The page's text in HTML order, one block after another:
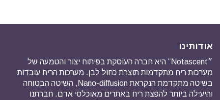
אודותינו
״Notascent” היא חברה העוסקת בפיתוח יצור והטמעה של
מערכות ריח מתקדמות תוצרת כחול לבן. מערכות הריח עובדות
בשיטה מתקדמת הנקראת Nano-diffusion, השיטה הבטוחה
והיעילה ביותר להפצת ריח באתרים מאוכלסי אדם. חברתנו